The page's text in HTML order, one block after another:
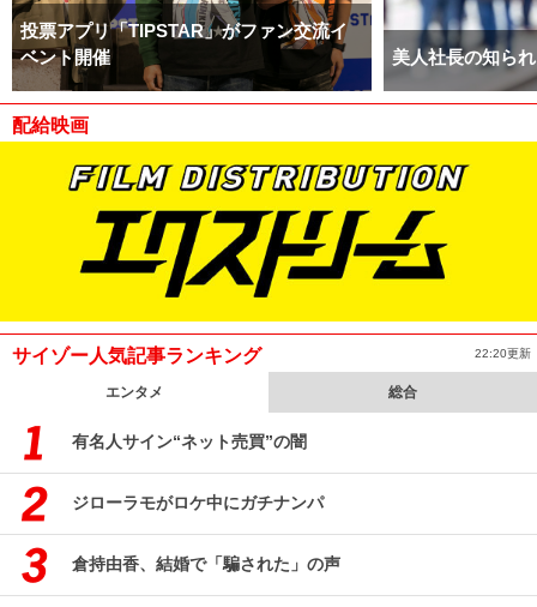
投票アプリ「TIPSTAR」がファン交流イ
ベント開催
美人社長の知ら
配給映画
サイゾー人気記事ランキング 22:20更新
エンタメ 総合
有名人サイン“ネット売買”の闇
ジローラモがロケ中にガチナンパ
倉持由香、結婚で「騙された」の声